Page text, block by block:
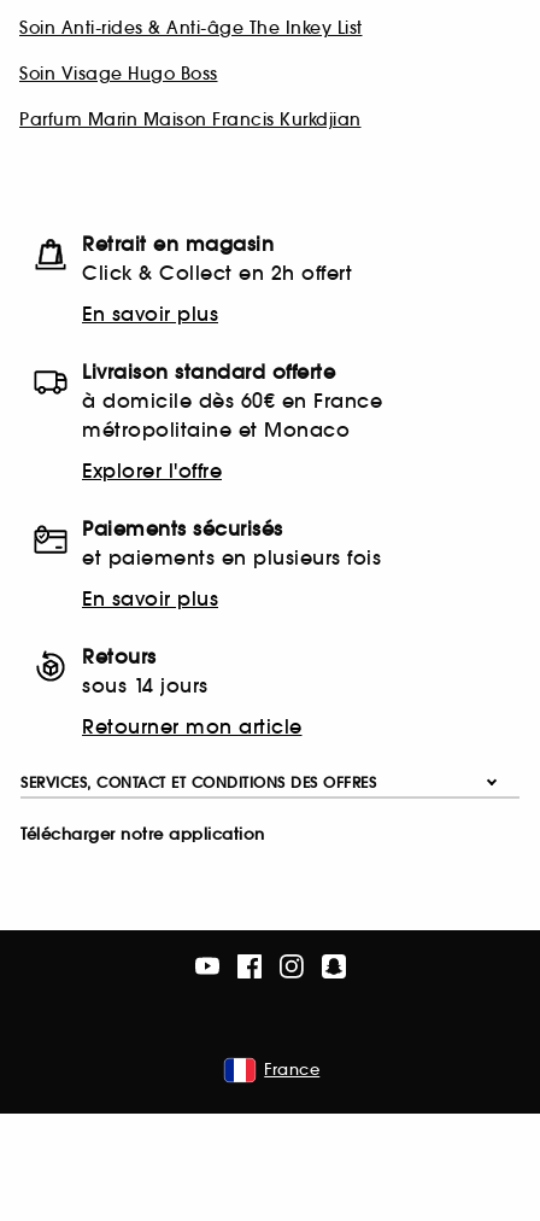
Soin Anti-rides & Anti-âge The Inkey List
Soin Visage Hugo Boss
Parfum Marin Maison Francis Kurkdjian
Retrait en magasin
Click & Collect en 2h offert
En savoir plus
Livraison standard offerte
à domicile dès 60€ en France
métropolitaine et Monaco
Explorer l'offre
Paiements sécurisés
et paiements en plusieurs fois
En savoir plus
Retours
sous 14 jours
Retourner mon article
SERVICES, CONTACT ET CONDITIONS DES OFFRES
Télécharger notre application
France